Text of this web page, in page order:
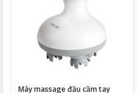
Máy massage đầu cầm tay